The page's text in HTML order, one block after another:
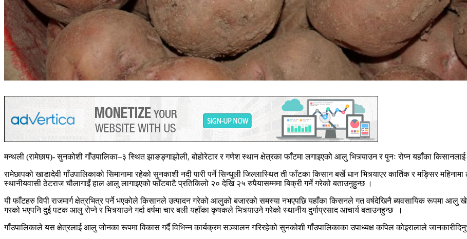
मन्थली (रामेछाप)- सुनकोशी गाँउपालिका–३ स्थित झाङङ्गाझोली, बोहोरेटार र गणेश स्थान क्षेत्रका फाँटमा लगाइएको आलु भित्र्याउन र पुनः रोप्न यहाँका किसानलाई
रामेछापको खाडादेवी गाँउपालिकाको सिमानामा रहेको सुनकाशी नदी पारी पर्ने सिन्धुली जिल्लास्थित ती फाँटका किसान बर्खे धान भित्र्याएर कार्तिक र मङ्सिर
स्थानीयवासी ठेटराज चौलागाइँ हाल आलु लागाइएको फाँटबाटै प्रतिकिलो २० देखि २५ रुपैयासम्ममा बिक्री गर्ने गरेको बताउनुहुन्छ ।
यी फाँटहरु विपी राजमार्ग क्षेत्रभित्र पर्ने भएकोले किसानले उत्पादन गरेको आलुको बजारको समस्या नभएपछि यहाँका किसनले गत वर्षदेखिनै ब्यवसायिक रूपमा
गरको भएपनि दुई पटक आलु रोप्ने र भित्र्याउने गर्दा वर्षमा चार बली यहाँका कृषकले भित्र्याउने गरेको स्थानीय दुर्गाप्रसाद आचार्य बताउनहुन्छ ।
गाँउपालिकाले यस क्षेत्रलाई आलु जोनका रूपमा विकास गर्दै विभिन्न कार्यक्रम सञ्चालन गरिरहेको सुनकोशी गाँउपालिकाका उपाध्यक्ष कपिल कोइरालाले